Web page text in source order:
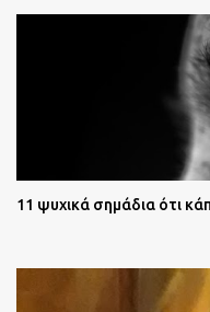
11 ψυχικά σημάδια ότι